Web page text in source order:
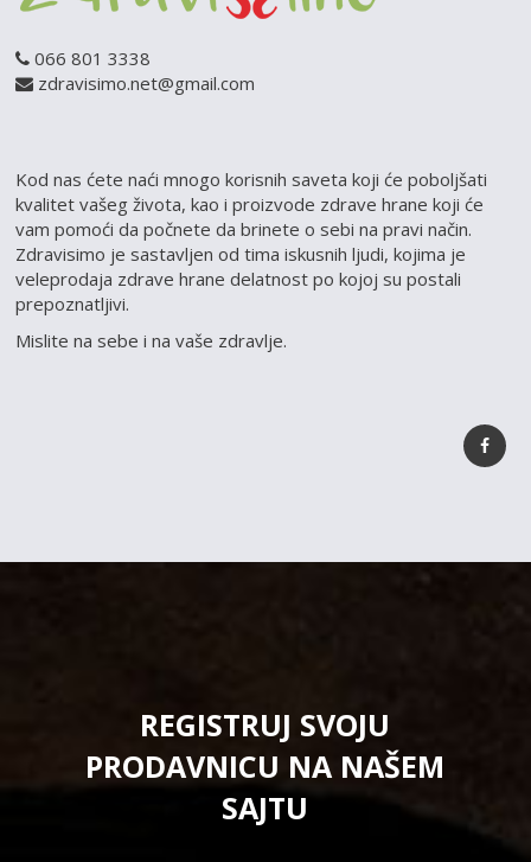
066 801 3338
zdravisimo.net@gmail.com
Kod nas ćete naći mnogo korisnih saveta koji će poboljšati
kvalitet vašeg života, kao i proizvode zdrave hrane koji će
vam pomoći da počnete da brinete o sebi na pravi način.
Zdravisimo je sastavljen od tima iskusnih ljudi, kojima je
veleprodaja zdrave hrane delatnost po kojoj su postali
prepoznatljivi.
Mislite na sebe i na vaše zdravlje.
REGISTRUJ SVOJU
PRODAVNICU NA NAŠEM
SAJTU